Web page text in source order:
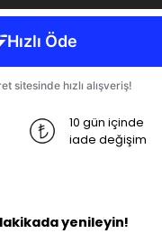
10 gün içinde
iade değişim
yenileyin!